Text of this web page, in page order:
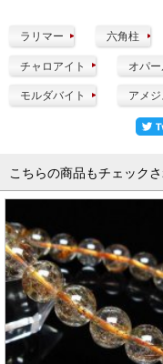
ラリマー 六角柱
チャロアイト オパ
モルダバイト アメ
こちらの商品もチェック